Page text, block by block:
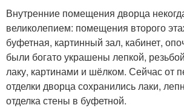
Внутренние помещения дворца
великолепием: помещения второго
буфетная, картинный зал, кабинет,
были богато украшены лепкой,
лаку, картинами и шёлком. Сейчас от
отделки дворца сохранились лаки,
отделка стены в буфетной.